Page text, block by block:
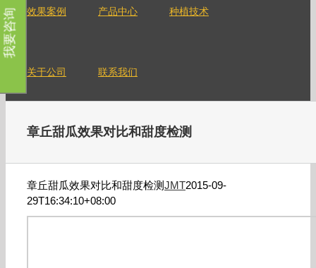
效果案例 产品中心 种植技术
关于公司 联系我们
章丘甜瓜效果对比和甜度检测
章丘甜瓜效果对比和甜度检测JMT2015-09-
29T16:34:10+08:00
我要咨询